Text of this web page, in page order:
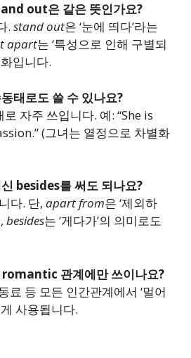
out은 같은 뜻인가요?
. stand out은 ‘눈에 띄다’라는
apart는 ‘특성으로 인해 구별되
입니다.
태로도 쓸 수 있나요?
로 자주 쓰입니다. 예: “She is
(그녀는 열정으로 차별화
besides를 써도 되나요?
다. 단, apart from은 ‘제외하
besides는 ‘게다가’의 의미로도
관계에만 쓰이나요?
료 등 모든 인간관계에서 ‘멀어
사용됩니다.